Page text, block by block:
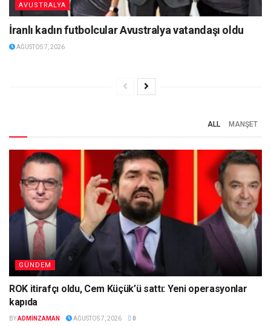
AVUSTRALYA
İranlı kadın futbolcular Avustralya vatandaşı oldu
AĞUSTOS 7, 2026
ALL MANŞET
GÜNDEM
ROK itirafçı oldu, Cem Küçük’ü sattı: Yeni operasyonlar
kapıda
BYADMINZAMAN AĞUSTOS 7, 2026 0